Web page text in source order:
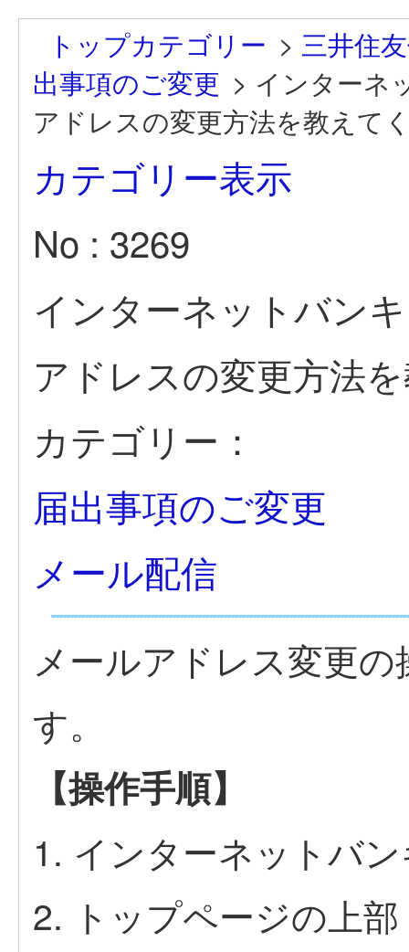
トップカテゴリー > 三井住
出事項のご変更 > インターネ
アドレスの変更方法を教えて
カテゴリー表示
No : 3269
インターネットバン
アドレスの変更方法
カテゴリー：
届出事項のご変更
メール配信
メールアドレス変更
す。
【操作手順】
1. インターネットバ
2. トップページの上